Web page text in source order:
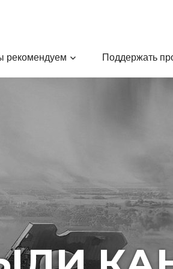
рекомендуем Поддержать